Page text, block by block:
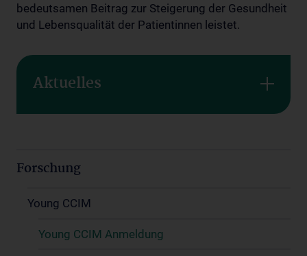
bedeutsamen Beitrag zur Steigerung der Gesundheit
und Lebensqualität der Patientinnen leistet.
Aktuelles
Forschung
Young CCIM
Young CCIM Anmeldung